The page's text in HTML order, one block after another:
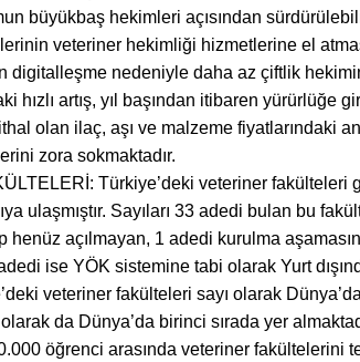
büyükbaş hekimleri açısından
veteriner hekimliği hizmetlerine el
digitalleşme nedeniyle daha az çiftlik
hızlı artış, yıl başından itibaren yürürlüğe
olan ilaç, aşı ve malzeme fiyatlarındaki
zora sokmaktadır.
Türkiye’deki veteriner fakülteleri
ulaşmıştır. Sayıları 33 adedi bulan bu
henüz açılmayan, 1 adedi kurulma
ise YÖK sistemine tabi olarak Yurt
veteriner fakülteleri sayı olarak
da Dünya’da birinci sırada yer
öğrenci arasında veteriner fakültelerini